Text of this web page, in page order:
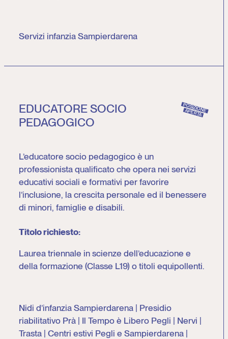
Servizi infanzia Sampierdarena
EDUCATORE SOCIO
PEDAGOGICO
POSIZIONE
APERTA
L’educatore socio pedagogico è un
professionista qualificato che opera nei servizi
educativi sociali e formativi per favorire
l’inclusione, la crescita personale ed il benessere
di minori, famiglie e disabili.
Titolo richiesto:
Laurea triennale in scienze dell’educazione e
della formazione (Classe L19) o titoli equipollenti.
Nidi d’infanzia Sampierdarena | Presidio
riabilitativo Prà | Il Tempo è Libero Pegli | Nervi |
Trasta | Centri estivi Pegli e Sampierdarena |